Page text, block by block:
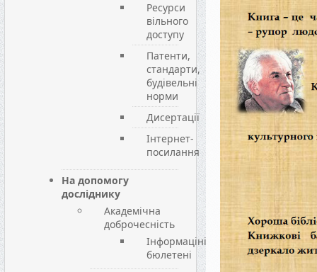
Ресурси
вільного
доступу
Патенти,
стандарти,
будівельні
норми
Дисертації
Інтернет-
посилання
На допомогу
досліднику
Академічна
доброчесність
Інформаціні
бюлетені